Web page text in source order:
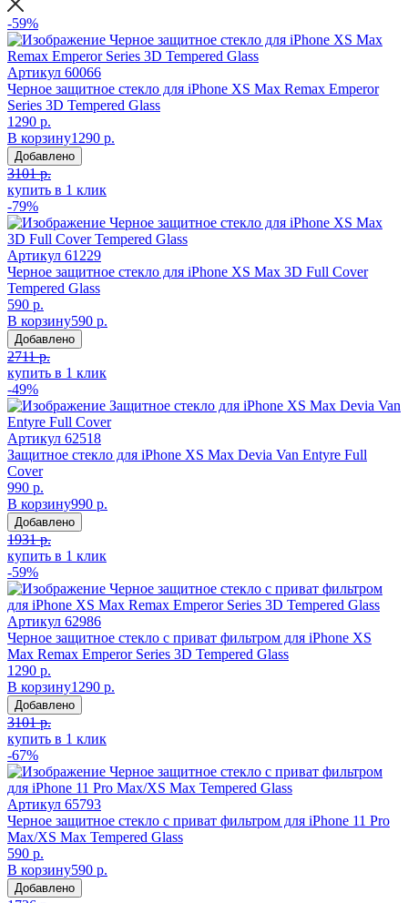
-59%
Артикул 60066
Черное защитное стекло для iPhone XS Max Remax Emperor
Series 3D Tempered Glass
1290 р.
В корзину1290 р.
Добавлено
3101 р.
купить в 1 клик
-79%
Артикул 61229
Черное защитное стекло для iPhone XS Max 3D Full Cover
Tempered Glass
590 р.
В корзину590 р.
Добавлено
2711 р.
купить в 1 клик
-49%
Артикул 62518
Защитное стекло для iPhone XS Max Devia Van Entyre Full
Cover
990 р.
В корзину990 р.
Добавлено
1931 р.
купить в 1 клик
-59%
Артикул 62986
Черное защитное стекло с приват фильтром для iPhone XS
Max Remax Emperor Series 3D Tempered Glass
1290 р.
В корзину1290 р.
Добавлено
3101 р.
купить в 1 клик
-67%
Артикул 65793
Черное защитное стекло с приват фильтром для iPhone 11 Pro
Max/XS Max Tempered Glass
590 р.
В корзину590 р.
Добавлено